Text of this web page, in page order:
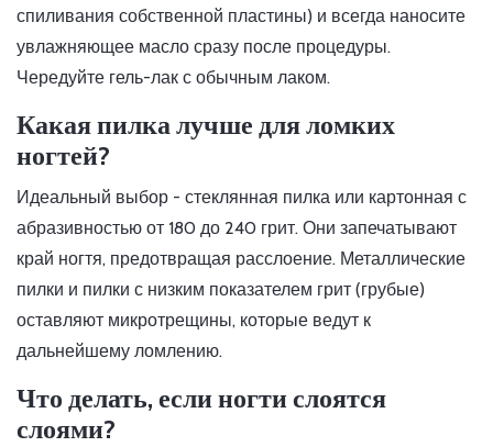
спиливания собственной пластины) и всегда наносите
увлажняющее масло сразу после процедуры.
Чередуйте гель-лак с обычным лаком.
Какая пилка лучше для ломких
ногтей?
Идеальный выбор - стеклянная пилка или картонная с
абразивностью от 180 до 240 грит. Они запечатывают
край ногтя, предотвращая расслоение. Металлические
пилки и пилки с низким показателем грит (грубые)
оставляют микротрещины, которые ведут к
дальнейшему ломлению.
Что делать, если ногти слоятся
слоями?